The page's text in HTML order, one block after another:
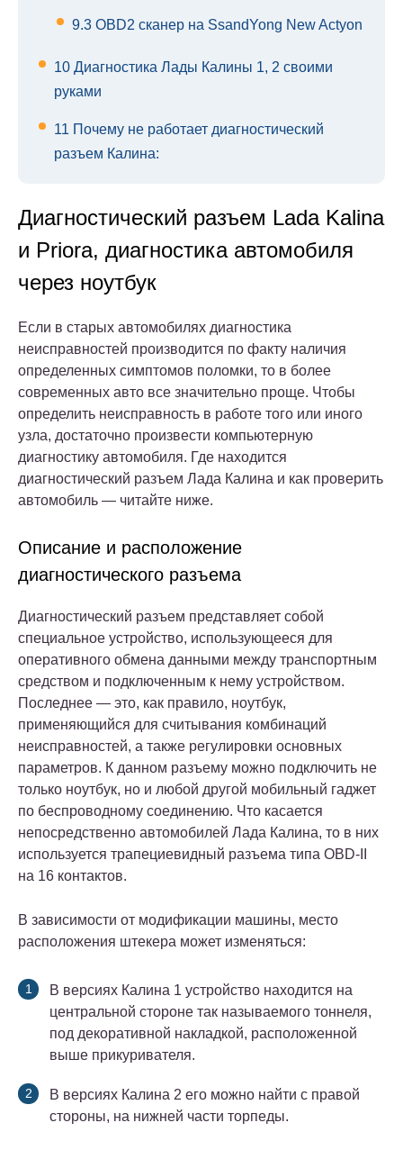
9.3 OBD2 сканер на SsandYong New Actyon
10 Диагностика Лады Калины 1, 2 своими
руками
11 Почему не работает диагностический
разъем Калина:
Диагностический разъем Lada Kalina
и Priora, диагностика автомобиля
через ноутбук
Если в старых автомобилях диагностика
неисправностей производится по факту наличия
определенных симптомов поломки, то в более
современных авто все значительно проще. Чтобы
определить неисправность в работе того или иного
узла, достаточно произвести компьютерную
диагностику автомобиля. Где находится
диагностический разъем Лада Калина и как проверить
автомобиль — читайте ниже.
Описание и расположение
диагностического разъема
Диагностический разъем представляет собой
специальное устройство, использующееся для
оперативного обмена данными между транспортным
средством и подключенным к нему устройством.
Последнее — это, как правило, ноутбук,
применяющийся для считывания комбинаций
неисправностей, а также регулировки основных
параметров. К данном разъему можно подключить не
только ноутбук, но и любой другой мобильный гаджет
по беспроводному соединению. Что касается
непосредственно автомобилей Лада Калина, то в них
используется трапециевидный разъема типа OBD-II
на 16 контактов.
В зависимости от модификации машины, место
расположения штекера может изменяться:
В версиях Калина 1 устройство находится на
центральной стороне так называемого тоннеля,
под декоративной накладкой, расположенной
выше прикуривателя.
В версиях Калина 2 его можно найти с правой
стороны, на нижней части торпеды.